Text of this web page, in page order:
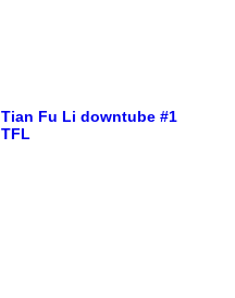
Tian Fu Li downtube #1
TFL